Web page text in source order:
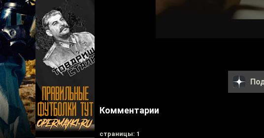
Комментарии
cтраницы: 1